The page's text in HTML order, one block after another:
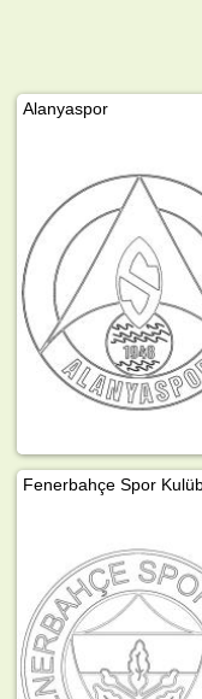
Alanyaspor
Fenerbahçe Spor